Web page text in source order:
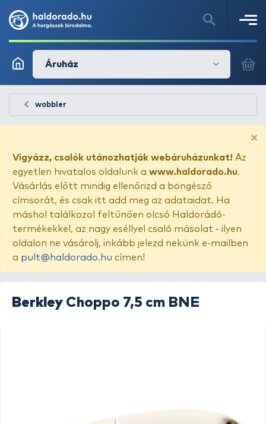
Áruház
wobbler
×
Vigyázz, csalók utánozhatják webáruházunkat! Az
egyetlen hivatalos oldalunk a www.haldorado.hu.
Vásárlás előtt mindig ellenőrizd a böngésző
címsorát, és csak itt add meg az adataidat. Ha
máshol találkozol feltűnően olcsó Haldorádó-
termékekkel, az nagy eséllyel csaló másolat - ilyen
oldalon ne vásárolj, inkább jelezd nekünk e-mailben
a pult@haldorado.hu címen!
Berkley Choppo 7,5 cm BNE